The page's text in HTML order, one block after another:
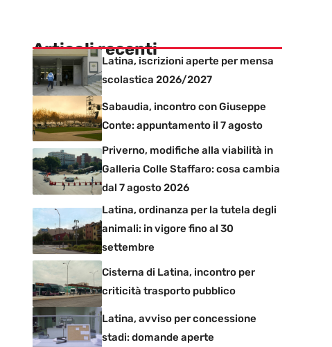
Articoli recenti
Latina, iscrizioni aperte per mensa
scolastica 2026/2027
Sabaudia, incontro con Giuseppe
Conte: appuntamento il 7 agosto
Priverno, modifiche alla viabilità in
Galleria Colle Staffaro: cosa cambia
dal 7 agosto 2026
Latina, ordinanza per la tutela degli
animali: in vigore fino al 30
settembre
Cisterna di Latina, incontro per
criticità trasporto pubblico
Latina, avviso per concessione
stadi: domande aperte